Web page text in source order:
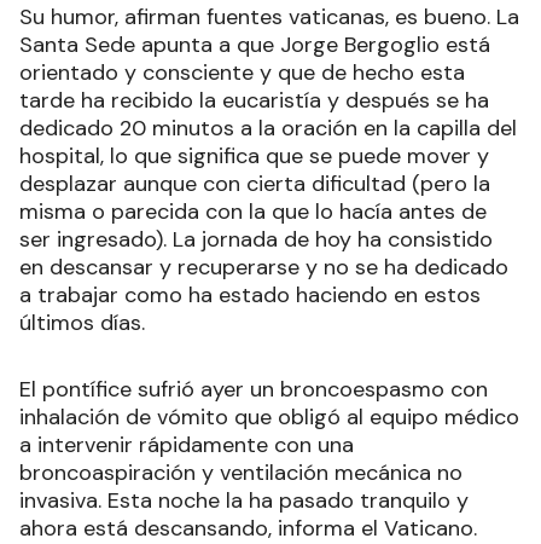
Su humor, afirman fuentes vaticanas, es bueno. La
Santa Sede apunta a que Jorge Bergoglio está
orientado y consciente y que de hecho esta
tarde ha recibido la eucaristía y después se ha
dedicado 20 minutos a la oración en la capilla del
hospital, lo que significa que se puede mover y
desplazar aunque con cierta dificultad (pero la
misma o parecida con la que lo hacía antes de
ser ingresado). La jornada de hoy ha consistido
en descansar y recuperarse y no se ha dedicado
a trabajar como ha estado haciendo en estos
últimos días.
El pontífice sufrió ayer un broncoespasmo con
inhalación de vómito que obligó al equipo médico
a intervenir rápidamente con una
broncoaspiración y ventilación mecánica no
invasiva. Esta noche la ha pasado tranquilo y
ahora está descansando, informa el Vaticano.